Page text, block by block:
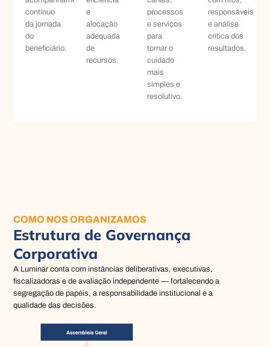
contínuo
da jornada
do
beneficiário.
e
alocação
adequada
de
recursos.
processos
e serviços
para
tornar o
cuidado
mais
simples e
resolutivo.
responsáveis
e análise
crítica dos
resultados.
COMO NOS ORGANIZAMOS
Estrutura de Governança
Corporativa
A Luminar conta com instâncias deliberativas, executivas,
fiscalizadoras e de avaliação independente — fortalecendo a
segregação de papéis, a responsabilidade institucional e a
qualidade das decisões.